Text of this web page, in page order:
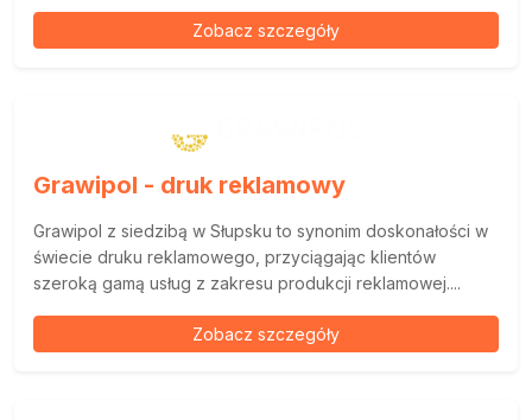
Zobacz szczegóły
Grawipol - druk reklamowy
Grawipol z siedzibą w Słupsku to synonim doskonałości w
świecie druku reklamowego, przyciągając klientów
szeroką gamą usług z zakresu produkcji reklamowej....
Zobacz szczegóły